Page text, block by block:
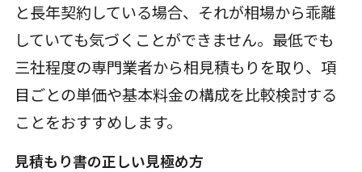
と長年契約している場合、それが相場から乖離
していても気づくことができません。最低でも
三社程度の専門業者から相見積もりを取り、項
目ごとの単価や基本料金の構成を比較検討する
ことをおすすめします。
見積もり書の正しい見極め方